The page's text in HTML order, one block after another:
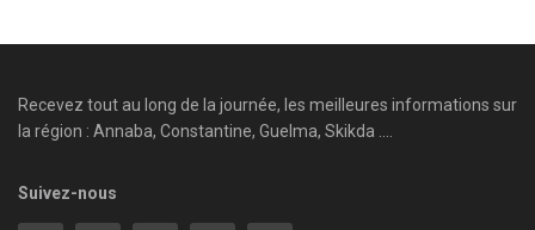
Recevez tout au long de la journée, les meilleures informations sur
la région : Annaba, Constantine, Guelma, Skikda ....
Suivez-nous